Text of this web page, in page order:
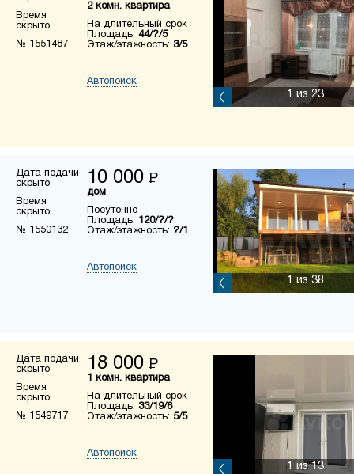
Время
скрыто
№ 1551487
2 комн. квартира
На длительный срок
Площадь: 44/?/5
Этаж/этажность: 3/5
Автопоиск
1 из 23
Дата подачи
скрыто
Время
скрыто
№ 1550132
10 000 Р
дом
Посуточно
Площадь: 120/?/?
Этаж/этажность: ?/1
Автопоиск
1 из 38
Дата подачи
скрыто
Время
скрыто
№ 1549717
18 000 Р
1 комн. квартира
На длительный срок
Площадь: 33/19/6
Этаж/этажность: 5/5
Автопоиск
1 из 13